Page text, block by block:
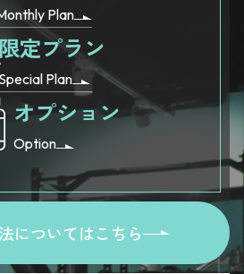
Plan
定プラン
Special Plan
オプション
Option
についてはこちら